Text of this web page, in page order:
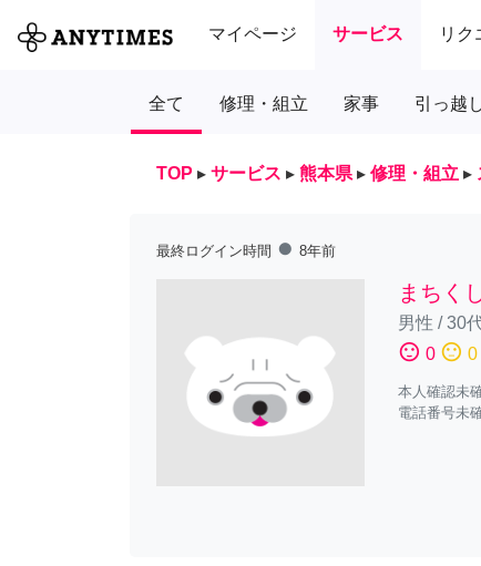
マイページ サービス リク
全て 修理・組立 家事 引っ越
TOP ▸ サービス ▸ 熊本県 ▸ 修理・組立 ▸
最終ログイン時間 fiber_manual_record 8年前
まちく
男性 /30
sentiment_satisfied 0 sentiment_neutral 0
本人確認未
電話番号未